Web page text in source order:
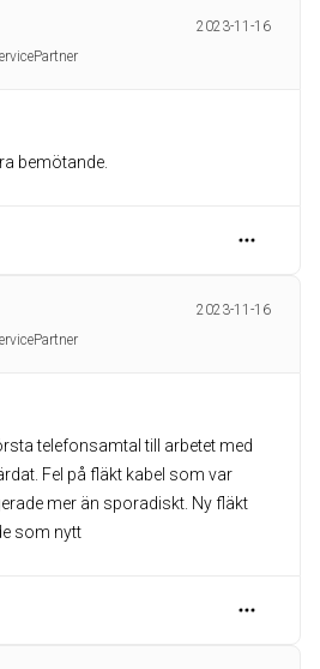
2023-11-16
bemötande.
2023-11-16
telefonsamtal till arbetet med
Fel på fläkt kabel som var
mer än sporadiskt. Ny fläkt
som nytt